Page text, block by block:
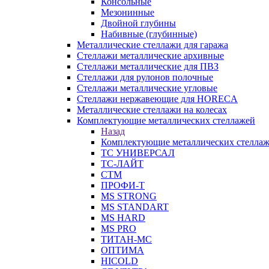
Мезонинные
Двойной глубины
Набивные (глубинные)
Металлические стеллажи для гаража
Стеллажи металлические архивные
Стеллажи металлические для ПВЗ
Стеллажи для рулонов полочные
Стеллажи металлические угловые
Стеллажи нержавеющие для HORECA
Металлические стеллажи на колесах
Комплектующие металлических стеллажей
Назад
Комплектующие металлических
ТС УНИВЕРСАЛ
ТС-ЛАЙТ
СТМ
ПРОФИ-Т
MS STRONG
MS STANDART
MS HARD
MS PRO
ТИТАН-МС
ОПТИМА
HICOLD